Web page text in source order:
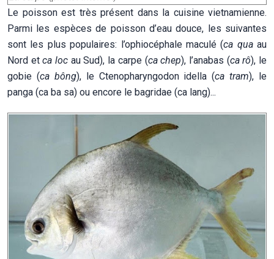
Le poisson est très présent dans la cuisine vietnamienne.
Parmi les espèces de poisson d’eau douce, les suivantes
sont les plus populaires: l’ophiocéphale maculé (ca quaau
Nord etca loc au Sud), la carpe (ca chep), l’anabas (ca rô), le
gobie (ca bông), le Ctenopharyngodon idella (ca tram), le
panga (ca ba sa) ou encore le bagridae (ca lang)...